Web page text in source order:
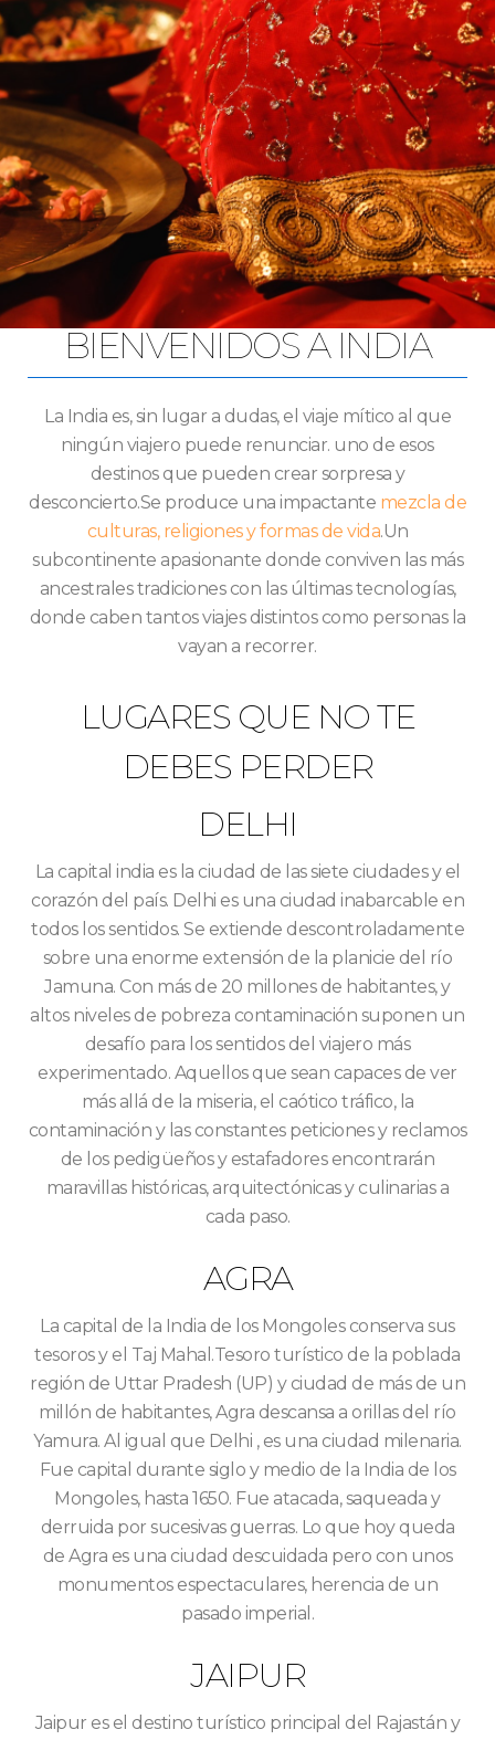
BIENVENIDOS A INDIA
La India es, sin lugar a dudas, el viaje mítico al que
ningún viajero puede renunciar. uno de esos
destinos que pueden crear sorpresa y
desconcierto.Se produce una impactante mezcla de
culturas, religiones y formas de vida.Un
subcontinente apasionante donde conviven las más
ancestrales tradiciones con las últimas tecnologías,
donde caben tantos viajes distintos como personas la
vayan a recorrer.
LUGARES QUE NO TE
DEBES PERDER
DELHI
La capital india es la ciudad de las siete ciudades y el
corazón del país. Delhi es una ciudad inabarcable en
todos los sentidos. Se extiende descontroladamente
sobre una enorme extensión de la planicie del río
Jamuna. Con más de 20 millones de habitantes, y
altos niveles de pobreza contaminación suponen un
desafío para los sentidos del viajero más
experimentado. Aquellos que sean capaces de ver
más allá de la miseria, el caótico tráfico, la
contaminación y las constantes peticiones y reclamos
de los pedigüeños y estafadores encontrarán
maravillas históricas, arquitectónicas y culinarias a
cada paso.
AGRA
La capital de la India de los Mongoles conserva sus
tesoros y el Taj Mahal.Tesoro turístico de la poblada
región de Uttar Pradesh (UP) y ciudad de más de un
millón de habitantes, Agra descansa a orillas del río
Yamura. Al igual que Delhi , es una ciudad milenaria.
Fue capital durante siglo y medio de la India de los
Mongoles, hasta 1650. Fue atacada, saqueada y
derruida por sucesivas guerras. Lo que hoy queda
de Agra es una ciudad descuidada pero con unos
monumentos espectaculares, herencia de un
pasado imperial.
JAIPUR
Jaipur es el destino turístico principal del Rajastán y